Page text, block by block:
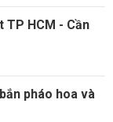
HCM - Cần
pháo hoa và